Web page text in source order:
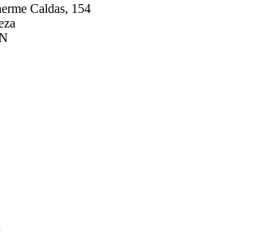
Caldas, 154